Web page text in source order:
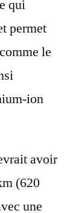
qui
permet
le
ion
avoir
(620
une